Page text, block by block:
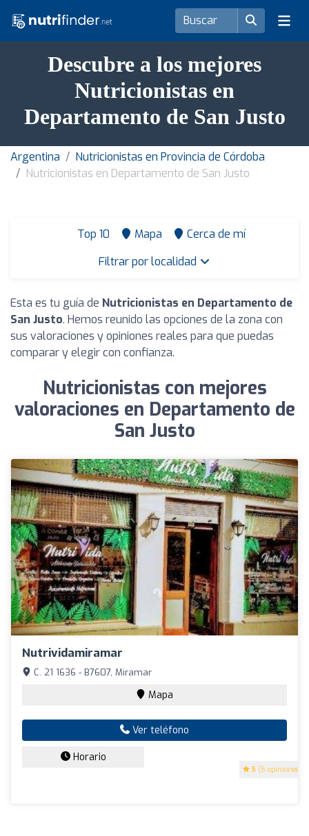
Descubre a los mejores
Nutricionistas en
Departamento de San Justo
Argentina
Nutricionistas en Provincia de Córdoba
Nutricionistas en Departamento de San Justo
Top 10 Mapa
Cerca de mí
Filtrar por localidad
Esta es tu guía de Nutricionistas en Departamento de
San Justo. Hemos reunido las opciones de la zona con
sus valoraciones y opiniones reales para que puedas
comparar y elegir con confianza.
Nutricionistas con mejores
valoraciones en Departamento de
San Justo
Nutrividamiramar
5 (5 opiniones)
C. 21 1636 - B7607, Miramar
Mapa
Ver teléfono
Horario